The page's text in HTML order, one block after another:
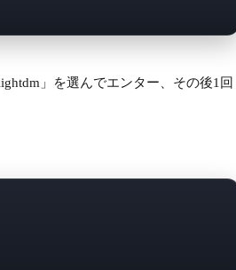
」を選んでエンター、その後1回